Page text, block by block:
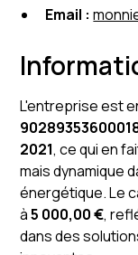
Email :
L'entreprise est
2021, ce qui en
mais dynamique
énergétique. Le
à5 000,00 €,
dans des